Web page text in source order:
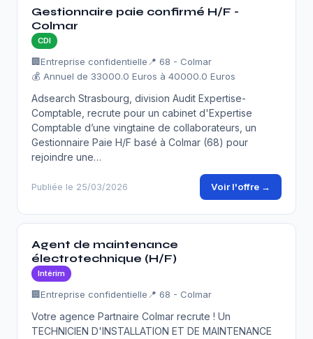
Gestionnaire paie confirmé H/F -
Colmar
CDI
🏢Entreprise confidentielle 📍 68 - Colmar
💰 Annuel de 33000.0 Euros à 40000.0 Euros
Adsearch Strasbourg, division Audit Expertise-
Comptable, recrute pour un cabinet d'Expertise
Comptable d’une vingtaine de collaborateurs, un
Gestionnaire Paie H/F basé à Colmar (68) pour
rejoindre une…
Publiée le 25/03/2026 Voir l'offre →
Agent de maintenance
électrotechnique (H/F)
Intérim
🏢Entreprise confidentielle 📍 68 - Colmar
Votre agence Partnaire Colmar recrute ! Un
TECHNICIEN D'INSTALLATION ET DE MAINTENANCE